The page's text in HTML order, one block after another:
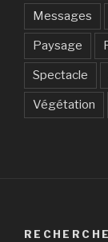
Messages
Paysage
Spectacle
Végétation
RECHERCHE